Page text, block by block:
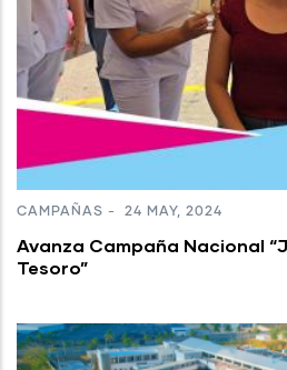
CAMPAÑAS - 24 MAY, 2024
Avanza Campaña Nacional
Tesoro”